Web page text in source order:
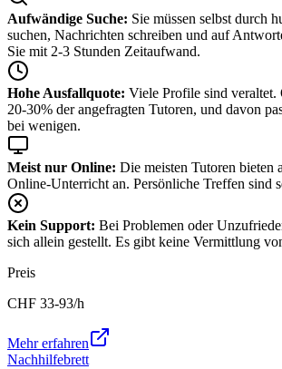
Aufwändige Suche: Sie müssen selbst durch
suchen, Nachrichten schreiben und auf
Sie mit 2-3 Stunden Zeitaufwand.
Hohe Ausfallquote: Viele Profile sind
20-30% der angefragten Tutoren, und davon
bei wenigen.
Meist nur Online: Die meisten Tutoren bieten
Online-Unterricht an. Persönliche Treffen sind
Kein Support: Bei Problemen oder
sich allein gestellt. Es gibt keine Vermittlung
Preis
CHF 33-93/h
Mehr erfahren
Nachhilfebrett